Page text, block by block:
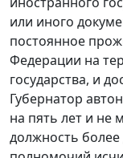
или иного
постоянное
Федерации на
государства, и
Губернатор
на пять лет и не
должность более